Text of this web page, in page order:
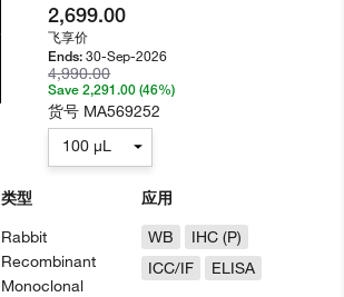
类型
Rabbit
Recombinant
Monoclonal
应用
WB
IHC (P)
ICC/IF
ELISA
2,699.00
飞享价
Ends:30-Sep-2026
4,990.00
Save 2,291.00 (46%)
货号 MA569252
100 µL